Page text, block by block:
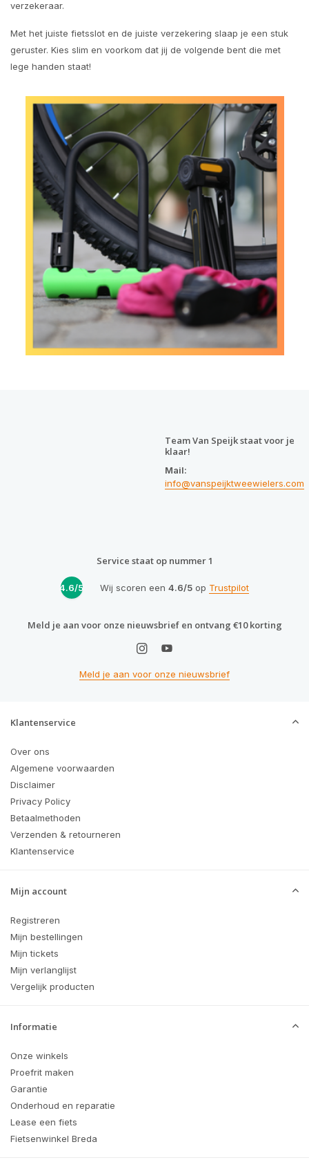
verzekeraar.
Met het juiste fietsslot en de juiste verzekering slaap je een stuk
geruster. Kies slim en voorkom dat jij de volgende bent die met
lege handen staat!
Team Van Speijk staat voor je
klaar!
Mail:
info@vanspeijktweewielers.com
Service staat op nummer 1
4.6/5 Wij scoren een 4.6/5op Trustpilot
Meld je aan voor onze nieuwsbrief en ontvang €10 korting
Meld je aan voor onze nieuwsbrief
Klantenservice
Over ons
Algemene voorwaarden
Disclaimer
Privacy Policy
Betaalmethoden
Verzenden & retourneren
Klantenservice
Mijn account
Registreren
Mijn bestellingen
Mijn tickets
Mijn verlanglijst
Vergelijk producten
Informatie
Onze winkels
Proefrit maken
Garantie
Onderhoud en reparatie
Lease een fiets
Fietsenwinkel Breda